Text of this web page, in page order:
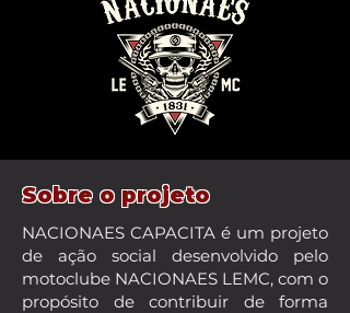
Sobre o projeto
NACIONAES CAPACITA é um projeto
de ação social desenvolvido pelo
motoclube NACIONAES LEMC, com o
propósito de contribuir de forma